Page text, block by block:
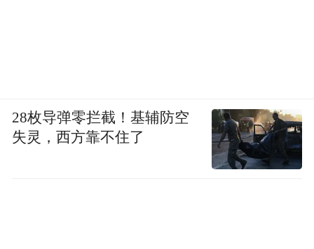
28枚导弹零拦截！基辅防空
失灵，西方靠不住了